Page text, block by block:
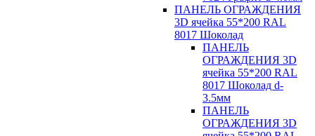
ПАНЕЛЬ ОГРАЖДЕНИЯ
3D ячейка 55*200 RAL
8017 Шоколад
ПАНЕЛЬ
ОГРАЖДЕНИЯ 3D
ячейка 55*200 RAL
8017 Шоколад d-
3.5мм
ПАНЕЛЬ
ОГРАЖДЕНИЯ 3D